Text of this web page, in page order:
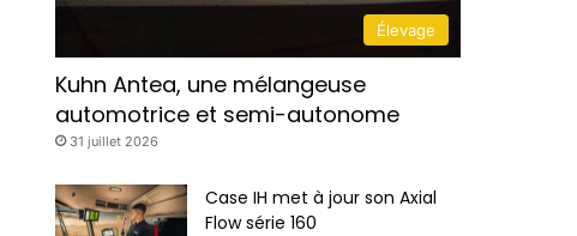
Élevage
Kuhn Antea, une mélangeuse
automotrice et semi-autonome
31 juillet 2026
Case IH met à jour son Axial
Flow série 160